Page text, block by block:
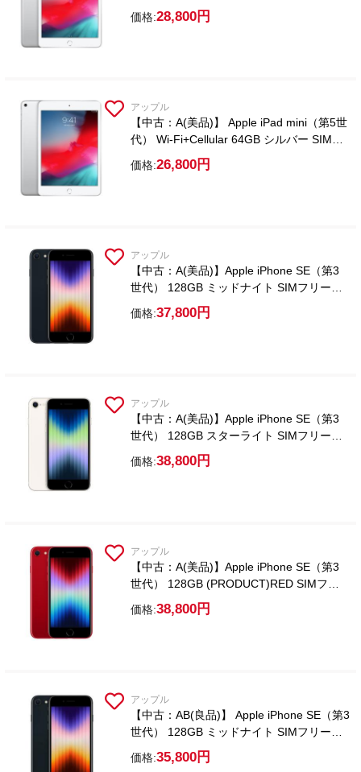
バー SIMフリー【2WAYスタイラスペン付
属】
価格:28,800円
アップル
【中古：A(美品)】 Apple iPad mini（第5世
代） Wi-Fi+Cellular 64GB シルバー SIMフ
リー【2WAYスタイラスペン付属】
価格:26,800円
アップル
【中古：A(美品)】Apple iPhone SE（第3
世代） 128GB ミッドナイト SIMフリー
【ガラスフィルム付属】
価格:37,800円
アップル
【中古：A(美品)】Apple iPhone SE（第3
世代） 128GB スターライト SIMフリー
【ガラスフィルム付属】
価格:38,800円
アップル
【中古：A(美品)】Apple iPhone SE（第3
世代） 128GB (PRODUCT)RED SIMフリ
ー【ガラスフィルム付属】
価格:38,800円
アップル
【中古：AB(良品)】 Apple iPhone SE（第3
世代） 128GB ミッドナイト SIMフリー
【ガラスフィルム付属】
価格:35,800円